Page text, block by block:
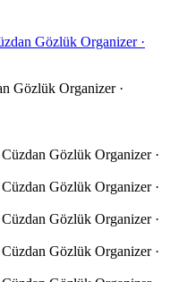
Gözlük Organizer ·